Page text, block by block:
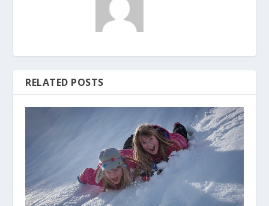
RELATED POSTS